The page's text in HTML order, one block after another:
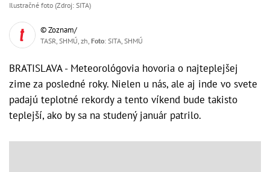
Ilustračné foto (Zdroj: SITA)
© Zoznam/
TASR, SHMÚ, zh, Foto: SITA, SHMÚ
BRATISLAVA - Meteorológovia hovoria o najteplejšej
zime za posledné roky. Nielen u nás, ale aj inde vo svete
padajú teplotné rekordy a tento víkend bude takisto
teplejší, ako by sa na studený január patrilo.